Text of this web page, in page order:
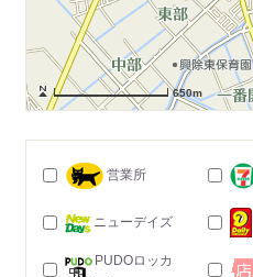
650m
営業所
ニューデイズ
PUDOロッカ